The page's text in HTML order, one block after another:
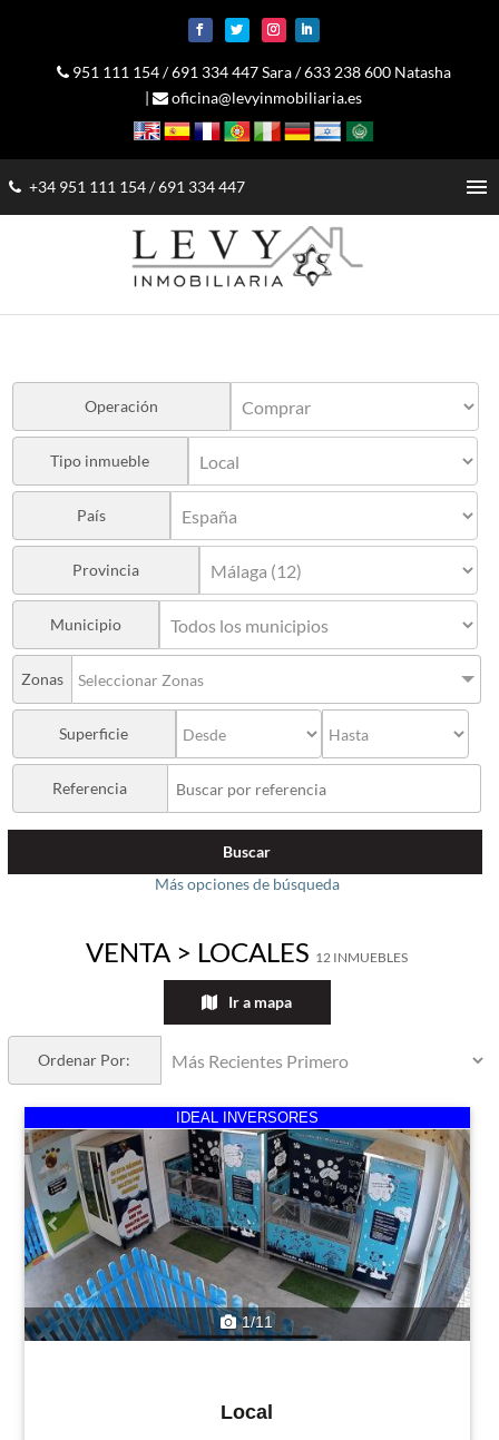
951 111 154/691 334 447 Sara/633 238 600 Natasha
|
oficina@levyinmobiliaria.es
+34 951 111 154/691 334 447 menu
Operación
Tipo inmueble
País
Provincia
Municipio
Zonas Seleccionar Zonas
Superficie
Referencia
Buscar
Más opciones de búsqueda
VENTA > LOCALES 12 INMUEBLES
Ir a mapa
Ordenar Por:
IDEAL INVERSORES
1/11
Local